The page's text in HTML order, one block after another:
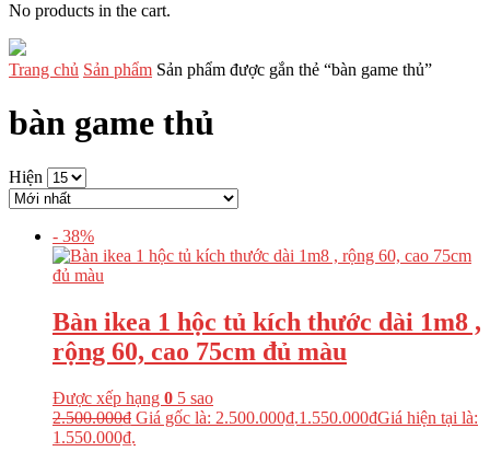
No products in the cart.
Trang chủ Sản phẩm Sản phẩm được gắn thẻ “bàn game thủ”
bàn game thủ
Hiện
- 38%
Bàn ikea 1 hộc tủ kích thước dài 1m8 ,
rộng 60, cao 75cm đủ màu
Được xếp hạng 0 5 sao
2.500.000₫ Giá gốc là: 2.500.000₫.1.550.000₫Giá hiện tại là:
1.550.000₫.